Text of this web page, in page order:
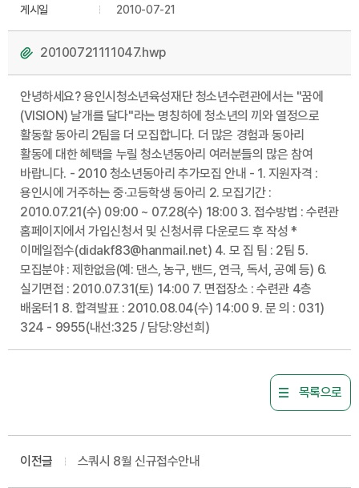
게시일
2010-07-21
20100721111047.hwp
안녕하세요? 용인시청소년육성재단 청소년수련관에서는 "꿈에
(VISION) 날개를 달다"라는 명칭하에 청소년의 끼와 열정으로
활동할 동아리 2팀을 더 모집합니다. 더 많은 경험과 동아리
활동에 대한 혜택을 누릴 청소년동아리 여러분들의 많은 참여
바랍니다. - 2010 청소년동아리 추가모집 안내 - 1. 지원자격 :
용인시에 거주하는 중·고등학생 동아리 2. 모집기간 :
2010.07.21(수) 09:00 ~ 07.28(수) 18:00 3. 접수방법 : 수련관
홈페이지에서 가입신청서 및 신청서류 다운로드 후 작성 *
이메일접수(didakf83@hanmail.net) 4. 모 집 팀 : 2팀 5.
모집분야 : 제한없음(예: 댄스, 농구, 밴드, 연극, 독서, 공예 등) 6.
실기면접 : 2010.07.31(토) 14:00 7. 면접장소 : 수련관 4층
배움터1 8. 합격발표 : 2010.08.04(수) 14:00 9. 문 의 : 031)
324 - 9955(내선:325 / 담당:양선희)
목록으로
이전글 스쿼시 8월 신규접수안내